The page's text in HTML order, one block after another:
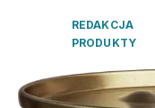
REDAKCJA
PRODUKTY